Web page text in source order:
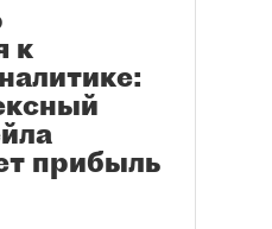
к
прибыль